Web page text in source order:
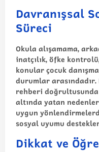
Davranışsal
Süreci
Okula alışamama,
inatçılık, öfke
konular çocuk
durumlar arasındadır.
rehberi doğrultusunda
altında yatan
uygun
sosyal uyumu
Dikkat ve